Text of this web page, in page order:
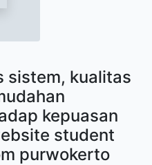
sistem, kualitas
kepuasan
student
purwokerto